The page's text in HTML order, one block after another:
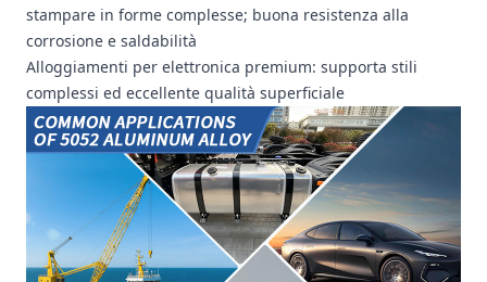
stampare in forme complesse; buona resistenza alla
corrosione e saldabilità
Alloggiamenti per elettronica premium: supporta stili
complessi ed eccellente qualità superficiale